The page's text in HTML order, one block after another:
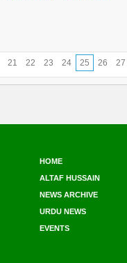
21 22 23 24 25 26 27
HOME
ALTAF HUSSAIN
NEWS ARCHIVE
URDU NEWS
EVENTS